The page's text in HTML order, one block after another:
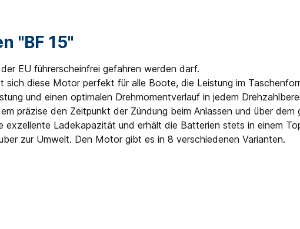
"BF 15"
EU führerscheinfrei gefahren werden darf.
sich diese Motor perfekt für alle Boote, die Leistung im
und einen optimalen Drehmomentverlauf in jedem
präzise den Zeitpunkt der Zündung beim Anlassen und über
Ladekapazität und erhält die Batterien stets in einem
zur Umwelt. Den Motor gibt es in 8 verschiedenen Varianten.